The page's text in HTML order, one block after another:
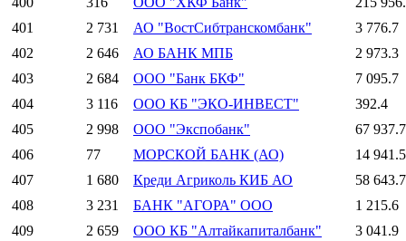
401
2 731 АО "ВостСибтранскомбанк"
3 776.7
402
2 646 АО БАНК МПБ
2 973.3
403
2 684 ООО "Банк БКФ"
7 095.7
404
3 116 ООО КБ "ЭКО-ИНВЕСТ"
392.4
405
2 998 ООО "Экспобанк"
67 937.7
406
77 МОРСКОЙ БАНК (АО)
14 941.5
407
1 680 Креди Агриколь КИБ АО
58 643.7
408
3 231 БАНК "АГОРА" ООО
1 215.6
409
2 659 ООО КБ "Алтайкапиталбанк"
3 041.9